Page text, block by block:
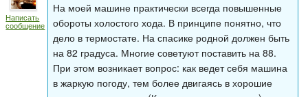
Новости
Написать
сообщение
На моей машине практически всегда повышенные
обороты холостого хода. В принципе понятно, что
дело в термостате. На спасике родной должен быть
на 82 градуса. Многие советуют поставить на 88.
При этом возникает вопрос: как ведет себя машина
в жаркую погоду, тем более двигаясь в хорошие